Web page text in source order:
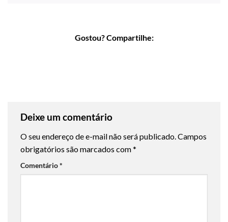
Gostou? Compartilhe:
Deixe um comentário
O seu endereço de e-mail não será publicado.Campos
obrigatórios são marcados com*
Comentário*